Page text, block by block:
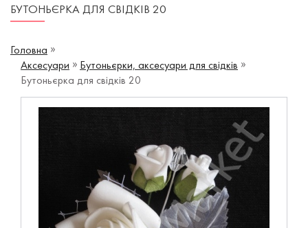
БУТОНЬЄРКА ДЛЯ СВІДКІВ 20
Головна
Аксесуари
Бутоньєрки, аксесуари для свідків
Бутоньєрка для свідків 20